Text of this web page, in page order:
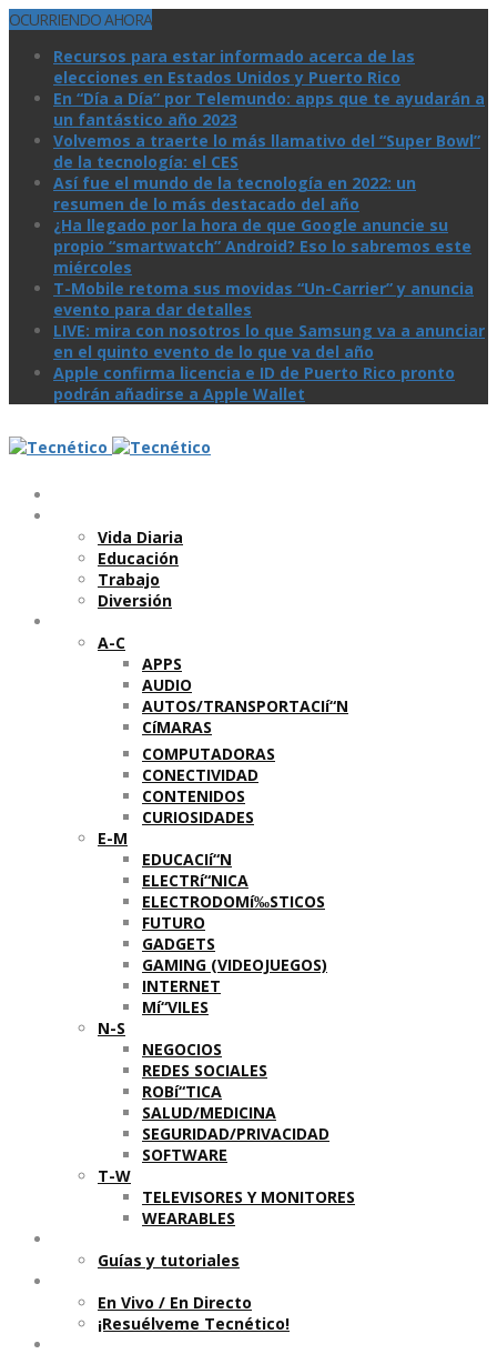
OCURRIENDO AHORA
Recursos para estar informado acerca de las
elecciones en Estados Unidos y Puerto Rico
En “Día a Día” por Telemundo: apps que te ayudarán a
un fantástico año 2023
Volvemos a traerte lo más llamativo del “Super Bowl”
de la tecnologí­a: el CES
Así­ fue el mundo de la tecnologí­a en 2022: un
resumen de lo más destacado del año
¿Ha llegado por la hora de que Google anuncie su
propio “smartwatch” Android? Eso lo sabremos este
miércoles
T-Mobile retoma sus movidas “Un-Carrier” y anuncia
evento para dar detalles
LIVE: mira con nosotros lo que Samsung va a anunciar
en el quinto evento de lo que va del año
Apple confirma licencia e ID de Puerto Rico pronto
podrán añadirse a Apple Wallet
Vida Diaria
Educación
Trabajo
Diversión
A-C
APPS
AUDIO
AUTOS/TRANSPORTACIí“N
CíMARAS
COMPUTADORAS
CONECTIVIDAD
CONTENIDOS
CURIOSIDADES
E-M
EDUCACIí“N
ELECTRí“NICA
ELECTRODOMí‰STICOS
FUTURO
GADGETS
GAMING (VIDEOJUEGOS)
INTERNET
Mí“VILES
N-S
NEGOCIOS
REDES SOCIALES
ROBí“TICA
SALUD/MEDICINA
SEGURIDAD/PRIVACIDAD
SOFTWARE
T-W
TELEVISORES Y MONITORES
WEARABLES
Guí­as y tutoriales
En Vivo / En Directo
¡Resuélveme Tecnético!